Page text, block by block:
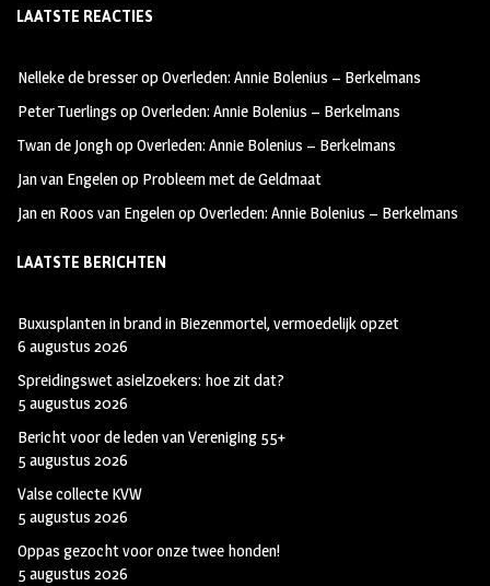
b
oo
k
ag
m
tt
LAATSTE REACTIES
Nelleke de bresseropOverleden: Annie Bolenius – Berkelmans
Peter Tuerlings opOverleden: Annie Bolenius – Berkelmans
Twan de JonghopOverleden: Annie Bolenius – Berkelmans
Jan van Engelenop Probleem met de Geldmaat
Jan en Roos van EngelenopOverleden: Annie Bolenius – Berkelmans
LAATSTE BERICHTEN
Buxusplanten in brand in Biezenmortel, vermoedelijk opzet
6 augustus 2026
Spreidingswet asielzoekers: hoe zit dat?
5 augustus 2026
Bericht voor de leden van Vereniging 55+
5 augustus 2026
Valse collecte KVW
5 augustus 2026
Oppas gezocht voor onze twee honden!
5 augustus 2026